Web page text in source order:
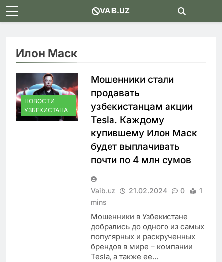
Skip
to
VAIB.UZ
Илон Маск
НОВОСТИ
УЗБЕКИСТАНА
Мошенники стали
продавать
узбекистанцам акции
Tesla. Каждому
купившему Илон Маск
будет выплачивать
почти по 4 млн сумов
Vaib.uz 21.02.2024 0
1
mins
Мошенники в Узбекистане
добрались до одного из самых
популярных и раскрученных
брендов в мире – компании
Tesla, а также ее…